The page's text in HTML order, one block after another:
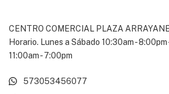
CENTRO COMERCIAL PLAZA
Horario. Lunes a Sábado 10:30am -
11:00am - 7:00pm
573053456077